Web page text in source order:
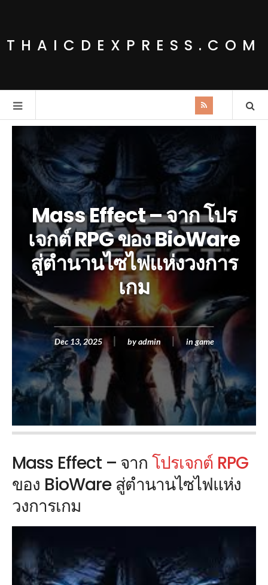
THAICDEXPRESS.COM
Mass Effect – จาก โปร
เจกต์ RPG ของ BioWare
สู่ตำนานไซไฟแห่งวงการ
เกม
Dec 13, 2025 by admin in game
Mass Effect – จากโปรเจกต์ RPG
ของ BioWare สู่ตำนานไซไฟแห่ง
วงการเกม